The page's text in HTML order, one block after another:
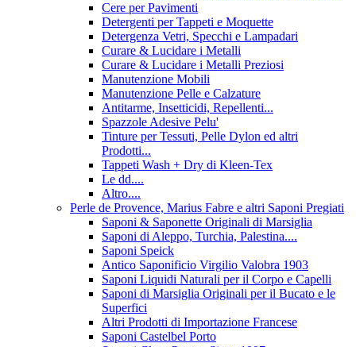
Cere per Pavimenti
Detergenti per Tappeti e Moquette
Detergenza Vetri, Specchi e Lampadari
Curare & Lucidare i Metalli
Curare & Lucidare i Metalli Preziosi
Manutenzione Mobili
Manutenzione Pelle e Calzature
Antitarme, Insetticidi, Repellenti...
Spazzole Adesive Pelu'
Tinture per Tessuti, Pelle Dylon ed altri
Prodotti...
Tappeti Wash + Dry di Kleen-Tex
Le dd....
Altro....
Perle de Provence, Marius Fabre e altri Saponi Pregiati
Saponi & Saponette Originali di Marsiglia
Saponi di Aleppo, Turchia, Palestina....
Saponi Speick
Antico Saponificio Virgilio Valobra 1903
Saponi Liquidi Naturali per il Corpo e Capelli
Saponi di Marsiglia Originali per il Bucato e le
Superfici
Altri Prodotti di Importazione Francese
Saponi Castelbel Porto